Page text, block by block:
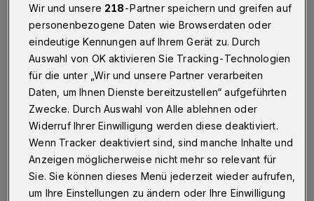
Einfach die Leute fragen
Betr.: Staudenbeete / Stellungnahme des Presseamtes
12.11.2019 , 13:17 Uhr Eine Minute Lesezeit
Wir und unsere 218-Partner speichern und greifen auf
personenbezogene Daten wie Browserdaten oder
eindeutige Kennungen auf Ihrem Gerät zu. Durch
Auswahl von OK aktivieren Sie Tracking-Technologien
für die unter „Wir und unsere Partner verarbeiten
Daten, um Ihnen Dienste bereitzustellen“ aufgeführten
Zwecke. Durch Auswahl von Alle ablehnen oder
Widerruf Ihrer Einwilligung werden diese deaktiviert.
Wenn Tracker deaktiviert sind, sind manche Inhalte und
Anzeigen möglicherweise nicht mehr so relevant für
Sie. Sie können dieses Menü jederzeit wieder aufrufen,
um Ihre Einstellungen zu ändern oder Ihre Einwilligung